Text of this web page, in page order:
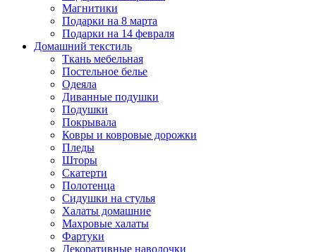
Магнитики
Подарки на 8 марта
Подарки на 14 февраля
Домашний текстиль
Ткань мебельная
Постельное белье
Одеяла
Диванные подушки
Подушки
Покрывала
Ковры и ковровые дорожки
Пледы
Шторы
Скатерти
Полотенца
Сидушки на стулья
Халаты домашние
Махровые халаты
Фартуки
Декоративные наволочки